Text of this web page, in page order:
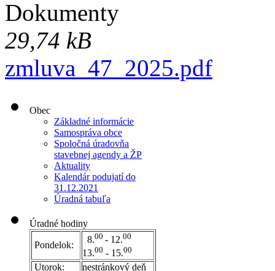
Dokumenty
29,74 kB
zmluva_47_2025.pdf
Obec
Základné informácie
Samospráva obce
Spoločná úradovňa
stavebnej agendy a ŽP
Aktuality
Kalendár podujatí do
31.12.2021
Úradná tabuľa
Úradné hodiny
Pondelok:
8.00 - 12.00
13.00 - 15.00
Utorok: nestránkový deň